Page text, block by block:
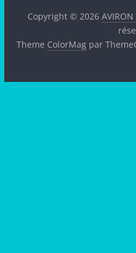
Copyright © 2026
Theme ColorMag par